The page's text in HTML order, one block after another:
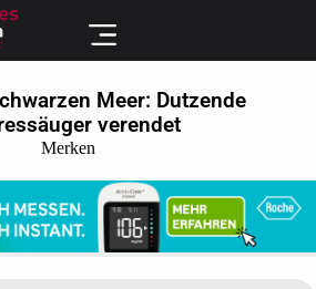
Meer: Dutzende
verendet
Merken